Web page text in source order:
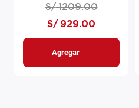
S/ 1209.00
S/ 929.00
Agregar